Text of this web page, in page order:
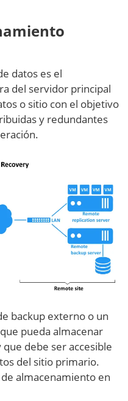
datos es el
del servidor principal
o sitio con el objetivo
y redundantes
backup externo o un
pueda almacenar
debe ser accesible
del sitio primario.
almacenamiento en